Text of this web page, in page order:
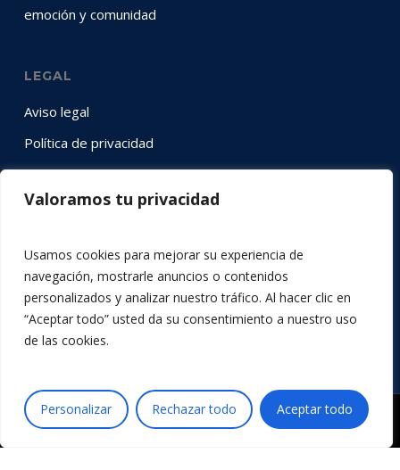
Valoramos tu privacidad
Usamos cookies para mejorar su experiencia de
navegación, mostrarle anuncios o contenidos
personalizados y analizar nuestro tráfico. Al hacer clic en
“Aceptar todo” usted da su consentimiento a nuestro uso
de las cookies.
Personalizar Rechazar todo Aceptar todo
emoción y comunidad
LEGAL
Aviso legal
Política de privacidad
Política de cookies
Instagram
YouTube
LinkedIn
Facebook
Twitter
© 2026 Acción por la Música.